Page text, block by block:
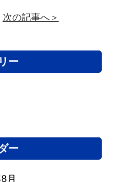
次の記事へ＞
ー
ー
月